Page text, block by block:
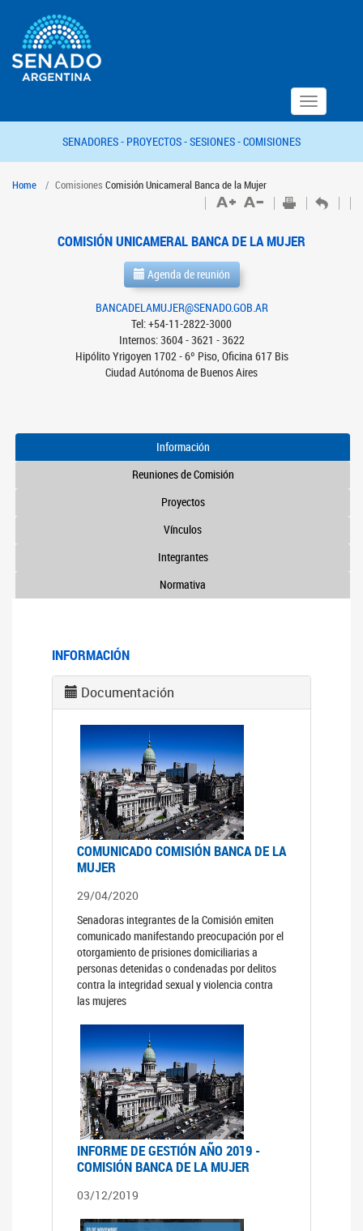
Toggle
navigation
SENADORES - PROYECTOS -SESIONES -COMISIONES
Home Comisiones Comisión Unicameral Banca de la Mujer
COMISIÓN UNICAMERAL BANCA DE LA MUJER
Agenda de reunión
BANCADELAMUJER@SENADO.GOB.AR
Tel: +54-11-2822-3000
Internos: 3604 - 3621 - 3622
Hipólito Yrigoyen 1702 - 6º Piso, Oficina 617 Bis
Ciudad Autónoma de Buenos Aires
Información
Reuniones de Comisión
Proyectos
Vínculos
Integrantes
Normativa
INFORMACIÓN
Documentación
COMUNICADO COMISIÓN BANCA DE LA
MUJER
29/04/2020
Senadoras integrantes de la Comisión emiten
comunicado manifestando preocupación por el
otorgamiento de prisiones domiciliarias a
personas detenidas o condenadas por delitos
contra la integridad sexual y violencia contra
las mujeres
INFORME DE GESTIÓN AÑO 2019 -
COMISIÓN BANCA DE LA MUJER
03/12/2019